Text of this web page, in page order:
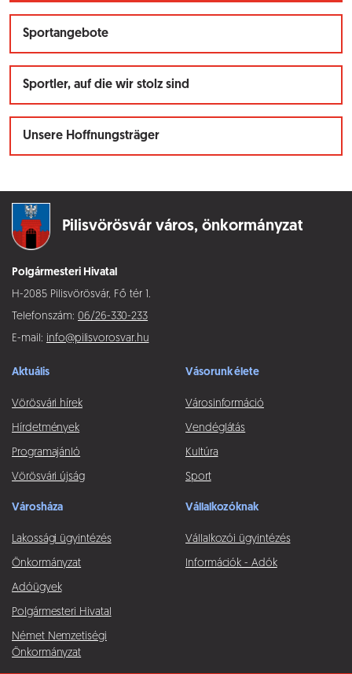
Sportangebote
Sportler, auf die wir stolz sind
Unsere Hoffnungsträger
Pilisvörösvár város, önkormányzat
Polgármesteri Hivatal
H-2085 Pilisvörösvár, Fő tér 1.
Telefonszám: 06/26-330-233
E-mail: info@pilisvorosvar.hu
Aktuális
Vörösvári hírek
Hírdetmények
Programajánló
Vörösvári újság
Vásorunk élete
Városinformáció
Vendéglátás
Kultúra
Sport
Városháza
Lakossági ügyintézés
Önkormányzat
Adóügyek
Polgármesteri Hivatal
Német Nemzetiségi
Önkormányzat
Vállalkozóknak
Vállalkozói ügyintézés
Információk - Adók